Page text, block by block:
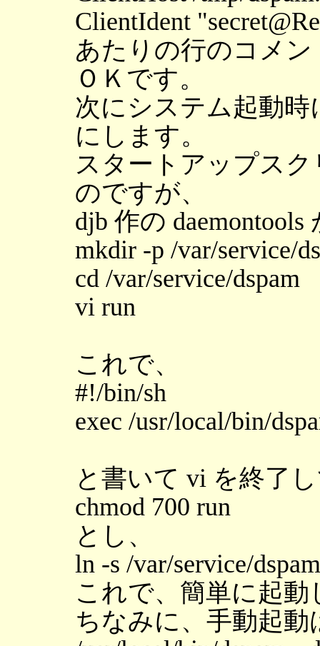
ClientIdent
あたりの行のコメ
ＯＫです。
次にシステム起動
にします。
スタートアップス
のですが、
djb 作の
mkdir -p /var/service/
cd /var/service/dspam
vi run
これで、
#!/bin/sh
exec /usr/local/bin/
と書いて vi を終了
chmod 700 run
とし、
ln -s /var/service/
これで、簡単に起動
ちなみに、手動起動